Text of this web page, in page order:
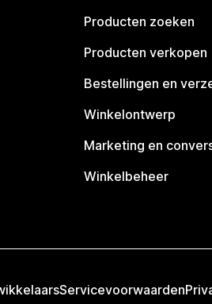
Producten zoeken
Producten verkopen
Bestellingen en
Winkelontwerp
Marketing en
Winkelbeheer
Servicevoorwaarden